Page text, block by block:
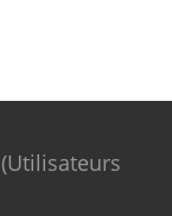
(Utilisateurs